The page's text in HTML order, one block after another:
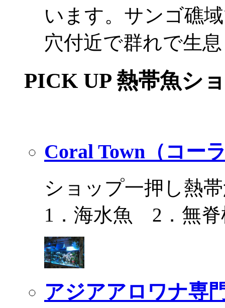
います。サンゴ礁
穴付近で群れで生
PICK UP 熱帯魚シ
Coral Town（コー
ショップ一押し熱
1．海水魚 2．無脊
アジアアロワナ専